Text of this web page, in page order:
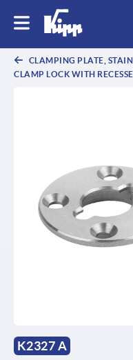
CLAMPING PLATE,
CLAMP LOCK WITH
K2327 A